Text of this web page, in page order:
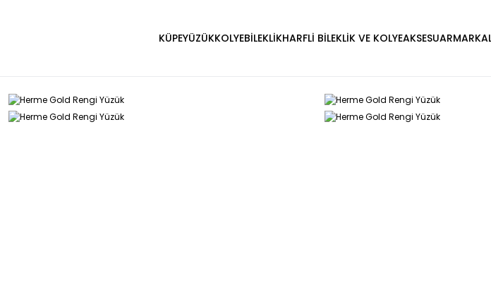
KÜPEYÜZÜKKOLYEBİLEKLİKHARFLİ BİLEKLİK VE KOLYEAKSESUAR